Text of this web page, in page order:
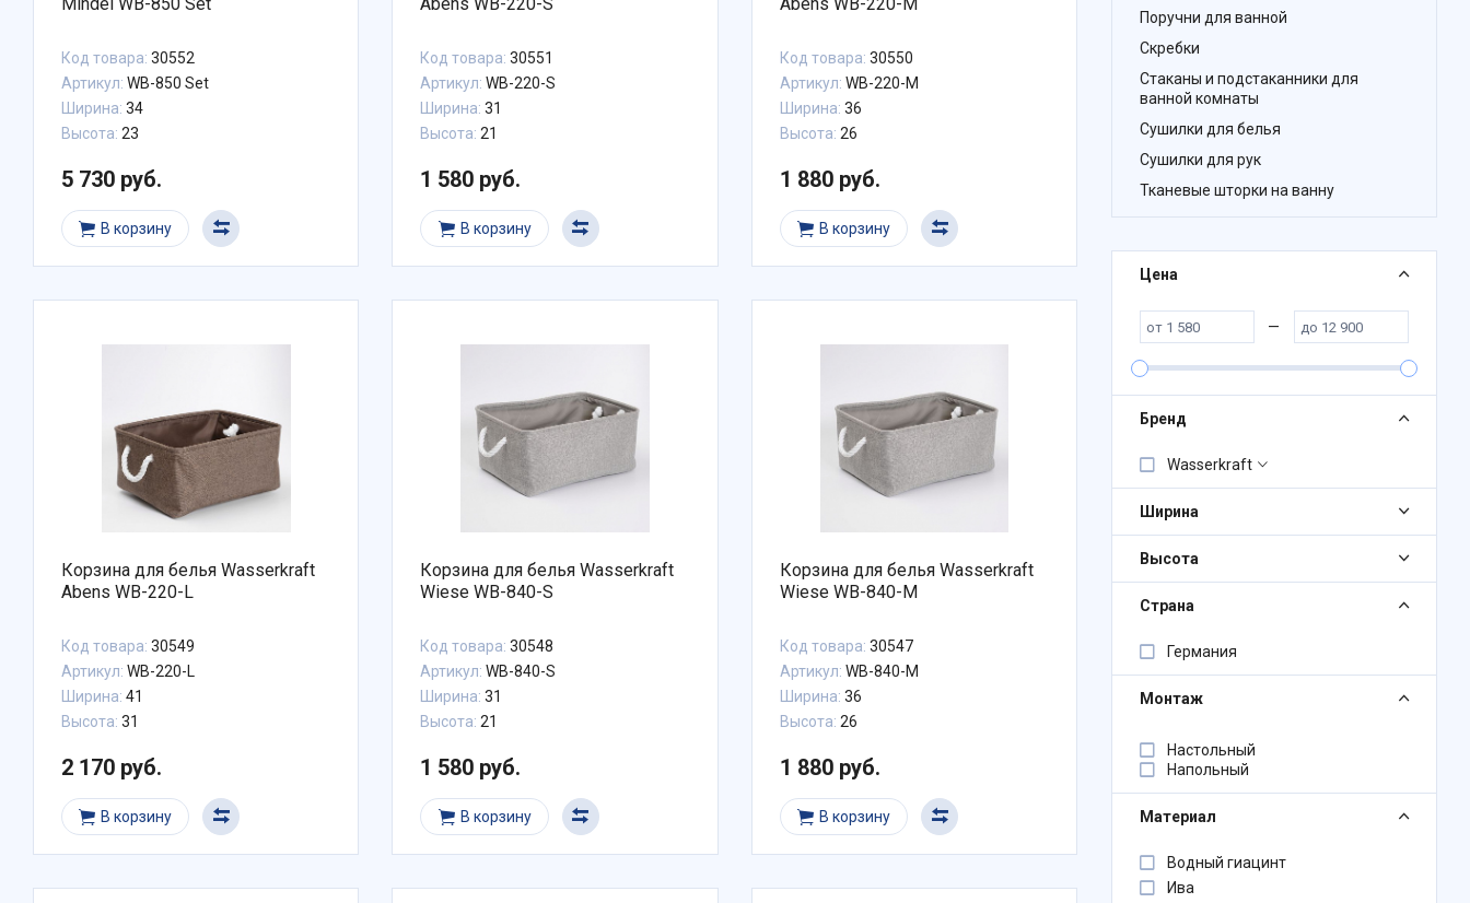
Код товара: 30552
Артикул: WB-850 Set
Ширина: 34
Высота: 23
5 730 руб.
В корзину
Код товара: 30551
Артикул: WB-220-S
Ширина: 31
Высота: 21
1 580 руб.
В корзину
Код товара: 30550
Артикул: WB-220-M
Ширина: 36
Высота: 26
1 880 руб.
В корзину
Корзина для белья Wasserkraft
Abens WB-220-L
Код товара: 30549
Артикул: WB-220-L
Ширина: 41
Высота: 31
2 170 руб.
В корзину
Корзина для белья Wasserkraft
Wiese WB-840-S
Код товара: 30548
Артикул: WB-840-S
Ширина: 31
Высота: 21
1 580 руб.
В корзину
Корзина для белья Wasserkraft
Wiese WB-840-M
Код товара: 30547
Артикул: WB-840-M
Ширина: 36
Высота: 26
1 880 руб.
В корзину
Поручни для ванной
Скребки
Стаканы и подстаканники для
ванной комнаты
Сушилки для белья
Сушилки для рук
Тканевые шторки на ванну
Цена
—
Бренд
Wasserkraft
Ширина
Высота
Страна
Германия
Монтаж
Напольный
Настольный
Материал
Водный гиацинт
Ива